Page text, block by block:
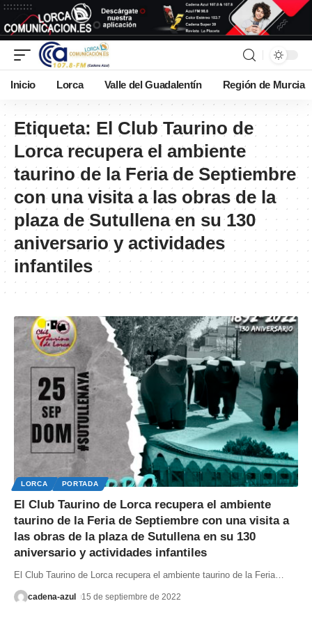
Inicio Lorca Valle del Guadalentín Región de Murcia
Etiqueta: El Club Taurino de
Lorca recupera el ambiente
taurino de la Feria de Septiembre
con una visita a las obras de la
plaza de Sutullena en su 130
aniversario y actividades
infantiles
LORCA PORTADA
El Club Taurino de Lorca recupera el ambiente
taurino de la Feria de Septiembre con una visita a
las obras de la plaza de Sutullena en su 130
aniversario y actividades infantiles
El Club Taurino de Lorca recupera el ambiente taurino de la Feria
cadena-azul 15 de septiembre de 2022